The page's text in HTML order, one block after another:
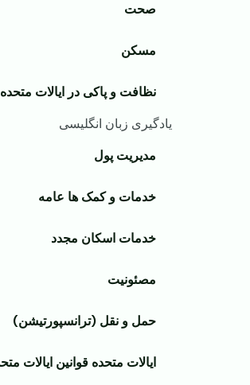
صحت
مسکن
نظافت و پاکی در ایالات متحده
یادگیری زبان انگلیسی
مدیریت پول
خدمات و کمک ها عامه
خدمات اسکان مجدد
مصئونیت
حمل و نقل (ترانسپورتیشن)
ایالات متحده قوانین ایالات متحده